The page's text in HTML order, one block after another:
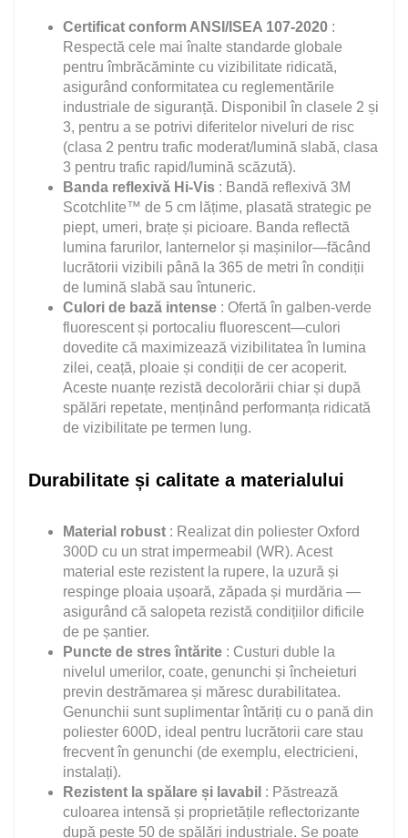
Certificat conform ANSI/ISEA 107-2020 :
Respectă cele mai înalte standarde globale
pentru îmbrăcăminte cu vizibilitate ridicată,
asigurând conformitatea cu reglementările
industriale de siguranță. Disponibil în clasele 2 și
3, pentru a se potrivi diferitelor niveluri de risc
(clasa 2 pentru trafic moderat/lumină slabă, clasa
3 pentru trafic rapid/lumină scăzută).
Banda reflexivă Hi-Vis : Bandă reflexivă 3M
Scotchlite™ de 5 cm lățime, plasată strategic pe
piept, umeri, brațe și picioare. Banda reflectă
lumina farurilor, lanternelor și mașinilor—făcând
lucrătorii vizibili până la 365 de metri în condiții
de lumină slabă sau întuneric.
Culori de bază intense : Ofertă în galben-verde
fluorescent și portocaliu fluorescent—culori
dovedite că maximizează vizibilitatea în lumina
zilei, ceață, ploaie și condiții de cer acoperit.
Aceste nuanțe rezistă decolorării chiar și după
spălări repetate, menținând performanța ridicată
de vizibilitate pe termen lung.
Durabilitate și calitate a materialului
Material robust : Realizat din poliester Oxford
300D cu un strat impermeabil (WR). Acest
material este rezistent la rupere, la uzură și
respinge ploaia ușoară, zăpada și murdăria —
asigurând că salopeta rezistă condițiilor dificile
de pe șantier.
Puncte de stres întărite : Custuri duble la
nivelul umerilor, coate, genunchi și încheieturi
previn destrămarea și măresc durabilitatea.
Genunchii sunt suplimentar întăriți cu o pană din
poliester 600D, ideal pentru lucrătorii care stau
frecvent în genunchi (de exemplu, electricieni,
instalați).
Rezistent la spălare și lavabil : Păstrează
culoarea intensă și proprietățile reflectorizante
după peste 50 de spălări industriale. Se poate